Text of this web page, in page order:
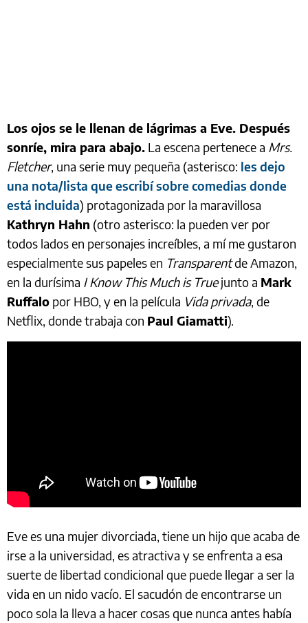
Los ojos se le llenan de lágrimas a Eve. Después
sonríe, mira para abajo. La escena pertenece a Mrs.
Fletcher, una serie muy pequeña (asterisco: les dejo
una nota/lista que escribí sobre comedias donde
está incluida) protagonizada por la maravillosa
Kathryn Hahn (otro asterisco: la pueden ver por
todos lados en personajes increíbles, a mí me gustaron
especialmente sus papeles en Transparentde Amazon,
en la durísima I Know This Much is Truejunto a Mark
Ruffalo por HBO, y en la película Vida privada, de
Netflix, donde trabaja con Paul Giamatti).
Eve es una mujer divorciada, tiene un hijo que acaba de
irse a la universidad, es atractiva y se enfrenta a esa
suerte de libertad condicional que puede llegar a ser la
vida en un nido vacío. El sacudón de encontrarse un
poco sola la lleva a hacer cosas que nunca antes había